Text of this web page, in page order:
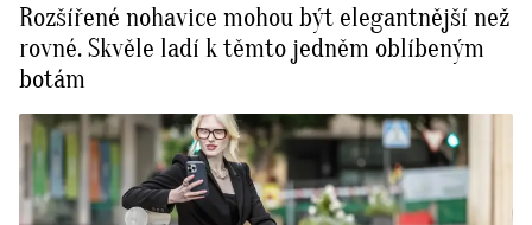
Rozšířené nohavice mohou být elegantnější než
rovné. Skvěle ladí k těmto jedněm oblíbeným
botám